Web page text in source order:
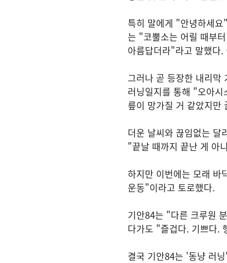
특히 말에게 "안녕하세
는 "코뿔소는 어릴 때부
아름답더라"라고 말했다
그러나 곧 등장한 내리막
러닝일지를 통해 "오아
릎이 망가질 거 같았지만
더운 날씨와 끊임없는
"끝날 때까지 끝난 게 아
하지만 이번에는 모래 바
운동"이라고 토로했다.
기안84는 "다른 크루원
다가도 "즐겁다. 기쁘다.
결국 기안84는 '동냥 러